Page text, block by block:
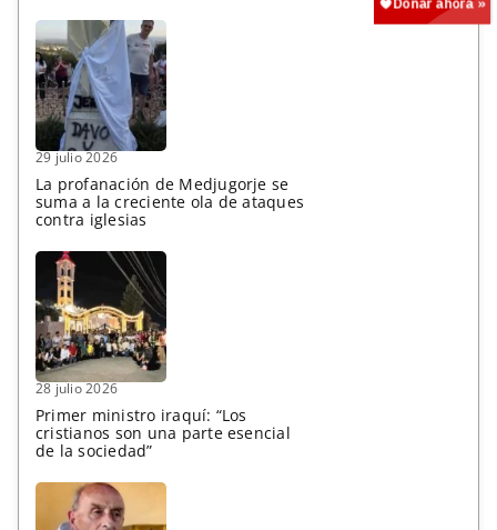
29 julio 2026
La profanación de Medjugorje se
suma a la creciente ola de ataques
contra iglesias
28 julio 2026
Primer ministro iraquí: “Los
cristianos son una parte esencial
de la sociedad”